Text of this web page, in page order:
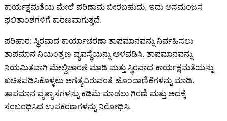
ಕಾರ್ಯಕ್ಷಮತೆಯ ಮೇಲೆ ಪರಿಣಾಮ ಬೀರಬಹುದು, ಇದು ಅಸಮಂಜಸ
ಫಲಿತಾಂಶಗಳಿಗೆ ಕಾರಣವಾಗುತ್ತದೆ.
ಪರಿಹಾರ: ಸ್ಥಿರವಾದ ಕಾರ್ಯಾಚರಣಾ ತಾಪಮಾನವನ್ನು ನಿರ್ವಹಿಸಲು
ತಾಪಮಾನ ನಿಯಂತ್ರಣ ವ್ಯವಸ್ಥೆಯನ್ನು ಅಳವಡಿಸಿ. ತಾಪಮಾನವನ್ನು
ನಿಯಮಿತವಾಗಿ ಮೇಲ್ವಿಚಾರಣೆ ಮಾಡಿ ಮತ್ತು ಸ್ಥಿರವಾದ ಕಾರ್ಯಕ್ಷಮತೆಯನ್ನು
ಖಚಿತಪಡಿಸಿಕೊಳ್ಳಲು ಅಗತ್ಯವಿರುವಂತೆ ಹೊಂದಾಣಿಕೆಗಳನ್ನು ಮಾಡಿ.
ತಾಪಮಾನ ವ್ಯತ್ಯಾಸಗಳನ್ನು ಕಡಿಮೆ ಮಾಡಲು ಗಿರಣಿ ಮತ್ತು ಅದಕ್ಕೆ
ಸಂಬಂಧಿಸಿದ ಉಪಕರಣಗಳನ್ನು ನಿರೋಧಿಸಿ.